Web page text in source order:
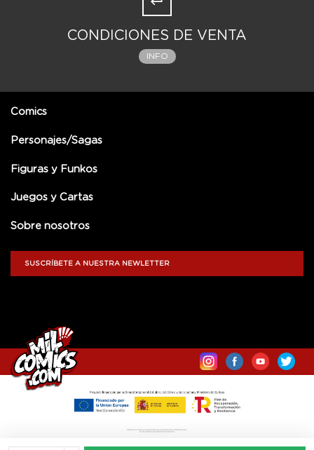
CONDICIONES DE VENTA
INFO
Comics
Personajes/Sagas
Figuras y Funkos
Juegos y Cartas
Sobre nosotros
SUSCRÍBETE A NUESTRA NEWLETTER